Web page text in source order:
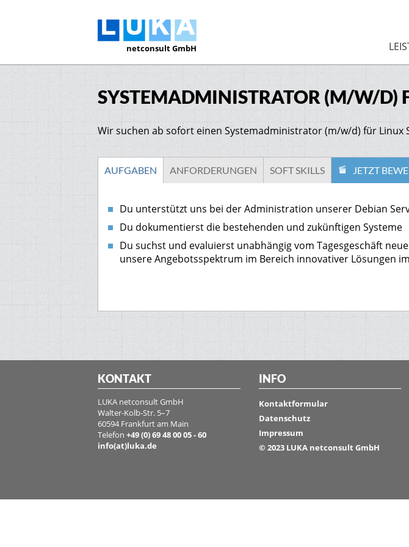
netconsult GmbH
SYSTEMADMINISTRATOR (M/W/D)
Wir suchen ab sofort einen Systemadministrator (m/w/d) für Linux
AUFGABEN ANFORDERUNGEN SOFT SKILLS JETZT
Du unterstützt uns bei der Administration unserer Debian
Du dokumentierst die bestehenden und zukünftigen Systeme
Du suchst und evaluierst unabhängig vom Tagesgeschäft
unsere Angebotsspektrum im Bereich innovativer Lösungen
KONTAKT
LUKA netconsult GmbH
Walter-Kolb-Str. 5–7
60594 Frankfurt am Main
Telefon +49 (0) 69 48 00 05 - 60
info(at)luka.de
INFO
Kontaktformular
Datenschutz
Impressum
© 2023 LUKA netconsult GmbH